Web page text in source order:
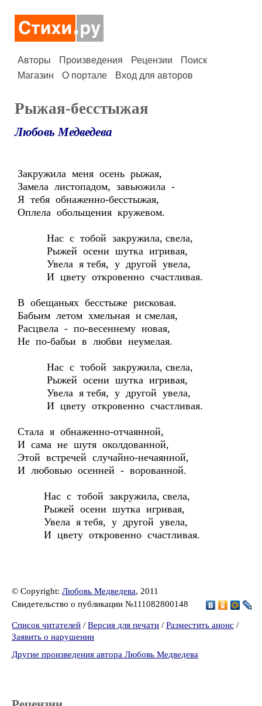
Авторы Произведения Рецензии
Поиск
Магазин
О портале Вход для авторов
Рыжая-бесстыжая
Любовь Медведева
Закружила меня осень рыжая,
Замела листопадом, завьюжила -
Я тебя обнаженно-бесстыжая,
Оплела обольщения кружевом.
Нас с тобой закружила, свела,
Рыжей осени шутка игривая,
Увела я тебя, у другой увела,
И цвету откровенно счастливая.
В обещаньях бесстыже рисковая.
Бабьим летом хмельная и смелая,
Расцвела - по-весеннему новая,
Не по-бабьи в любви неумелая.
Нас с тобой закружила, свела,
Рыжей осени шутка игривая,
Увела я тебя, у другой увела,
И цвету откровенно счастливая.
Стала я обнаженно-отчаянной,
И сама не шутя околдованной,
Этой встречей случайно-нечаянной,
И любовью осенней - ворованной.
Нас с тобой закружила, свела,
Рыжей осени шутка игривая,
Увела я тебя, у другой увела,
И цвету откровенно счастливая.
© Copyright: Любовь Медведева, 2011
Свидетельство о публикации №111082800148
Список читателей / Версия для печати / Разместить анонс /
Заявить о нарушении
Другие произведения автора Любовь Медведева